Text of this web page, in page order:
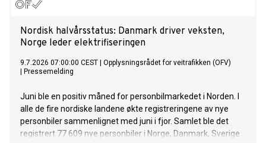
Nordisk halvårsstatus: Danmark driver veksten,
Norge leder elektrifiseringen
9.7.2026 07:00:00 CEST
Opplysningsrådet for veitrafikken (OFV)
Pressemelding
Juni ble en positiv måned for personbilmarkedet i Norden. I
alle de fire nordiske landene økte registreringene av nye
personbiler sammenlignet med juni i fjor. Samlet ble det
registrert 77 609 nye personbiler i Norge, Danmark, Sverige